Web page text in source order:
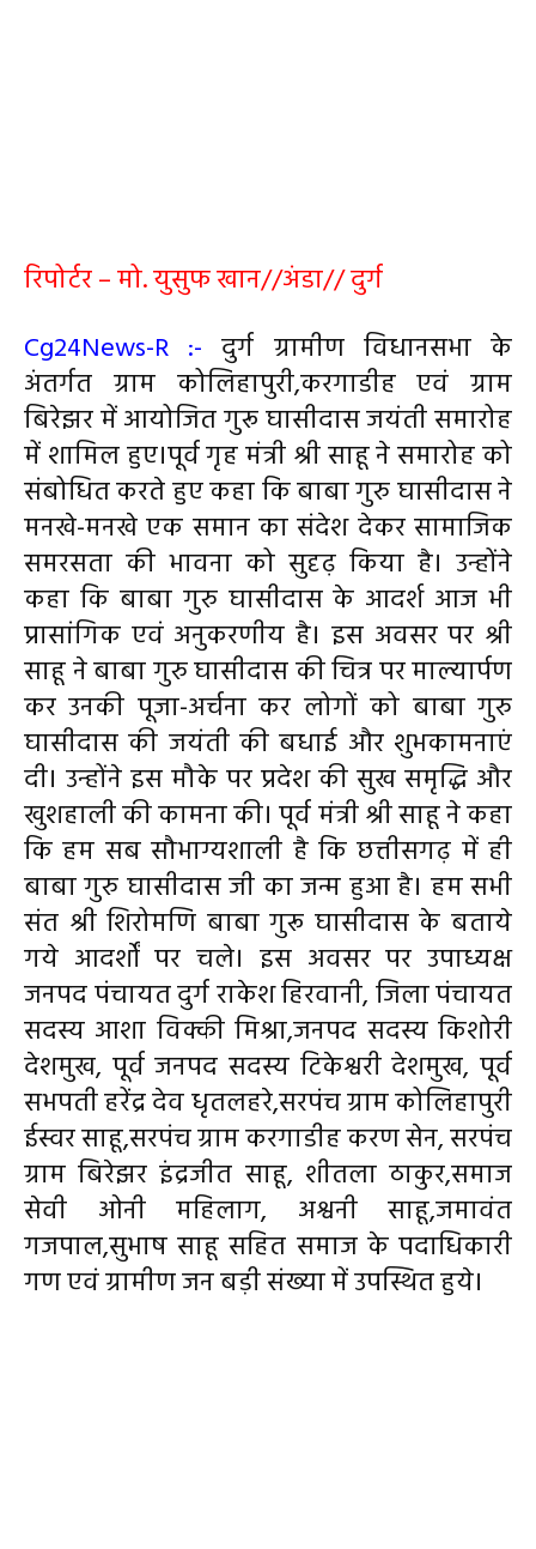
रिपोर्टर – मो. युसुफ खान//अंडा// दुर्ग
Cg24News-R :- दुर्ग ग्रामीण विधानसभा के
अंतर्गत ग्राम कोलिहापुरी,करगाडीह एवं ग्राम
बिरेझर में आयोजित गुरू घासीदास जयंती समारोह
में शामिल हुए।पूर्व गृह मंत्री श्री साहू ने समारोह को
संबोधित करते हुए कहा कि बाबा गुरु घासीदास ने
मनखे-मनखे एक समान का संदेश देकर सामाजिक
समरसता की भावना को सुदृढ़ किया है। उन्होंने
कहा कि बाबा गुरु घासीदास के आदर्श आज भी
प्रासांगिक एवं अनुकरणीय है। इस अवसर पर श्री
साहू ने बाबा गुरु घासीदास की चित्र पर माल्यार्पण
कर उनकी पूजा-अर्चना कर लोगों को बाबा गुरु
घासीदास की जयंती की बधाई और शुभकामनाएं
दी। उन्होंने इस मौके पर प्रदेश की सुख समृद्धि और
खुशहाली की कामना की। पूर्व मंत्री श्री साहू ने कहा
कि हम सब सौभाग्यशाली है कि छत्तीसगढ़ में ही
बाबा गुरु घासीदास जी का जन्म हुआ है। हम सभी
संत श्री शिरोमणि बाबा गुरू घासीदास के बताये
गये आदर्शों पर चले। इस अवसर पर उपाध्यक्ष
जनपद पंचायत दुर्ग राकेश हिरवानी, जिला पंचायत
सदस्य आशा विक्की मिश्रा,जनपद सदस्य किशोरी
देशमुख, पूर्व जनपद सदस्य टिकेश्वरी देशमुख, पूर्व
सभपती हरेंद्र देव धृतलहरे,सरपंच ग्राम कोलिहापुरी
ईस्वर साहू,सरपंच ग्राम करगाडीह करण सेन, सरपंच
ग्राम बिरेझर इंद्रजीत साहू, शीतला ठाकुर,समाज
सेवी ओनी महिलाग, अश्वनी साहू,जमावंत
गजपाल,सुभाष साहू सहित समाज के पदाधिकारी
गण एवं ग्रामीण जन बड़ी संख्या में उपस्थित हुये।